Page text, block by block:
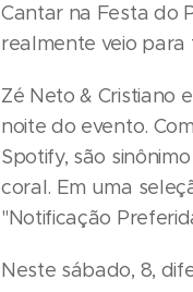
Cantar na Festa do
realmente veio para
Zé Neto & Cristiano
noite do evento.
Spotify, são
coral. Em uma
"Notificação
Neste sábado, 8,